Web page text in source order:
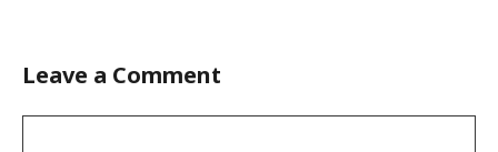
Leave a Comment